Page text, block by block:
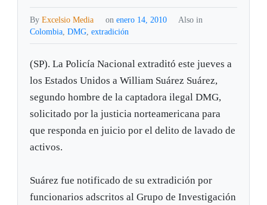
ByExcelsio Media on enero 14, 2010
Also in
Colombia,DMG,extradición
(SP). La Policía Nacional extraditó este jueves a
los Estados Unidos a William Suárez Suárez,
segundo hombre de la captadora ilegal DMG,
solicitado por la justicia norteamericana para
que responda en juicio por el delito de lavado de
activos.
Suárez fue notificado de su extradición por
funcionarios adscritos al Grupo de Investigación